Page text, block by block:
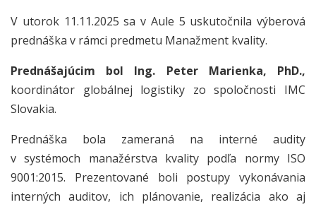
V utorok 11.11.2025 sa v Aule 5 uskutočnila výberová
prednáška v rámci predmetu Manažment kvality.
Prednášajúcim bol Ing. Peter Marienka, PhD.,
koordinátor globálnej logistiky zo spoločnosti IMC
Slovakia.
Prednáška bola zameraná na interné audity
v systémoch manažérstva kvality podľa normy ISO
9001:2015. Prezentované boli postupy vykonávania
interných auditov, ich plánovanie, realizácia ako aj